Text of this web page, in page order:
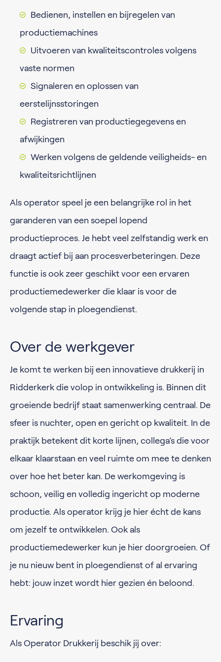
Bedienen, instellen en bijregelen van
productiemachines
Uitvoeren van kwaliteitscontroles volgens
vaste normen
Signaleren en oplossen van
eerstelijnsstoringen
Registreren van productiegegevens en
afwijkingen
Werken volgens de geldende veiligheids- en
kwaliteitsrichtlijnen
Als operator speel je een belangrijke rol in het
garanderen van een soepel lopend
productieproces. Je hebt veel zelfstandig werk en
draagt actief bij aan procesverbeteringen. Deze
functie is ook zeer geschikt voor een ervaren
productiemedewerker die klaar is voor de
volgende stap in ploegendienst.
Over de werkgever
Je komt te werken bij een innovatieve drukkerij in
Ridderkerk die volop in ontwikkeling is. Binnen dit
groeiende bedrijf staat samenwerking centraal. De
sfeer is nuchter, open en gericht op kwaliteit. In de
praktijk betekent dit korte lijnen, collega’s die voor
elkaar klaarstaan en veel ruimte om mee te denken
over hoe het beter kan. De werkomgeving is
schoon, veilig en volledig ingericht op moderne
productie. Als operator krijg je hier écht de kans
om jezelf te ontwikkelen. Ook als
productiemedewerker kun je hier doorgroeien. Of
je nu nieuw bent in ploegendienst of al ervaring
hebt: jouw inzet wordt hier gezien én beloond.
Ervaring
Als Operator Drukkerij beschik jij over: